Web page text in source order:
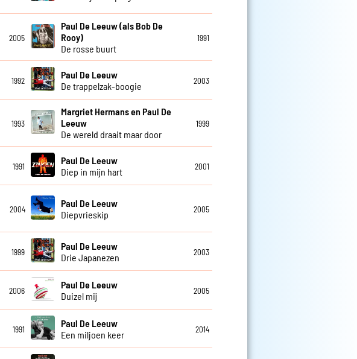
2005
Paul De Leeuw (als Bob De
Rooy)
De rosse buurt
1991
1992
Paul De Leeuw
De trappelzak-boogie
2003
1993
Margriet Hermans en Paul De
Leeuw
De wereld draait maar door
1999
1991
Paul De Leeuw
Diep in mijn hart
2001
2004
Paul De Leeuw
Diepvrieskip
2005
1999
Paul De Leeuw
Drie Japanezen
2003
2006
Paul De Leeuw
Duizel mij
2005
1991
Paul De Leeuw
Een miljoen keer
2014